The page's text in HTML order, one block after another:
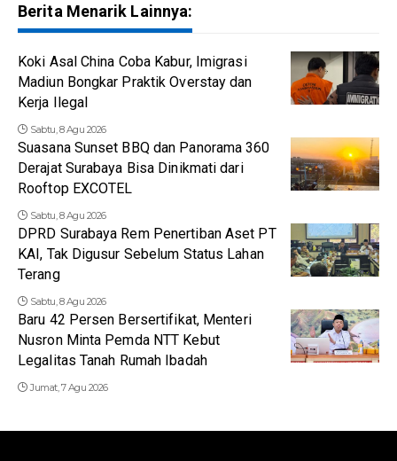
Berita Menarik Lainnya:
Koki Asal China Coba Kabur, Imigrasi
Madiun Bongkar Praktik Overstay dan
Kerja Ilegal
Sabtu, 8 Agu 2026
Suasana Sunset BBQ dan Panorama 360
Derajat Surabaya Bisa Dinikmati dari
Rooftop EXCOTEL
Sabtu, 8 Agu 2026
DPRD Surabaya Rem Penertiban Aset PT
KAI, Tak Digusur Sebelum Status Lahan
Terang
Sabtu, 8 Agu 2026
Baru 42 Persen Bersertifikat, Menteri
Nusron Minta Pemda NTT Kebut
Legalitas Tanah Rumah Ibadah
Jumat, 7 Agu 2026